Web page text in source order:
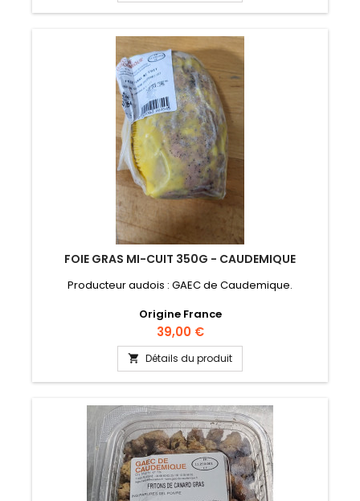
FOIE GRAS MI-CUIT 350G - CAUDEMIQUE
Producteur audois : GAEC de Caudemique.
Origine France
Prix
39,00 €
 Détails du produit